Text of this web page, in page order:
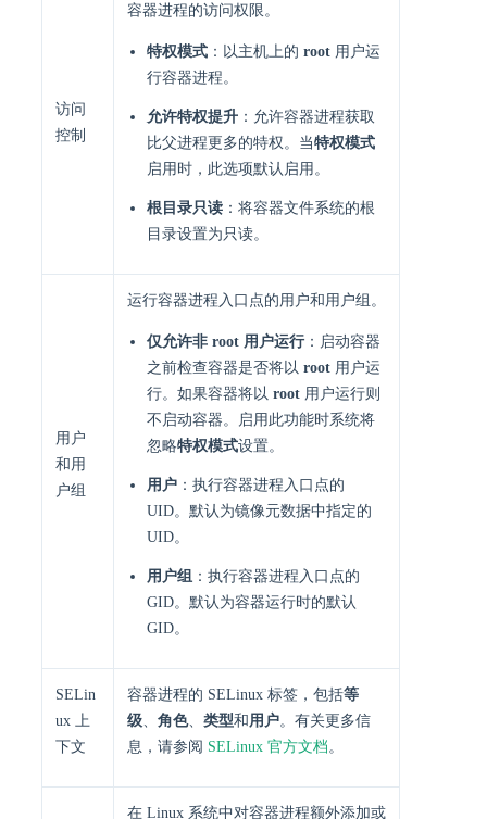
访问
控制
容器进程的访问权限。
特权模式 ：以主机上的 root 用户运
行容器进程。
允许特权提升 ：允许容器进程获取
比父进程更多的特权。当特权模式
启用时，此选项默认启用。
根目录只读 ：将容器文件系统的根
目录设置为只读。
用户
和用
户组
运行容器进程入口点的用户和用户组。
仅允许非 root 用户运行：启动容器
之前检查容器是否将以 root 用户运
行。如果容器将以 root 用户运行则
不启动容器。启用此功能时系统将
忽略特权模式设置。
用户 ：执行容器进程入口点的
UID。默认为镜像元数据中指定的
UID。
用户组 ：执行容器进程入口点的
GID。默认为容器运行时的默认
GID。
SELin
ux 上
下文
容器进程的 SELinux 标签，包括等
级、 角色、 类型和 用户。有关更多信
息，请参阅 SELinux 官方文档。
在 Linux 系统中对容器进程额外添加或